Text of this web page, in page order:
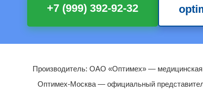
+7 (999) 392-92-32
Производитель: ОАО «Оптимех» — медицинская
Оптимех-Москва — официальный